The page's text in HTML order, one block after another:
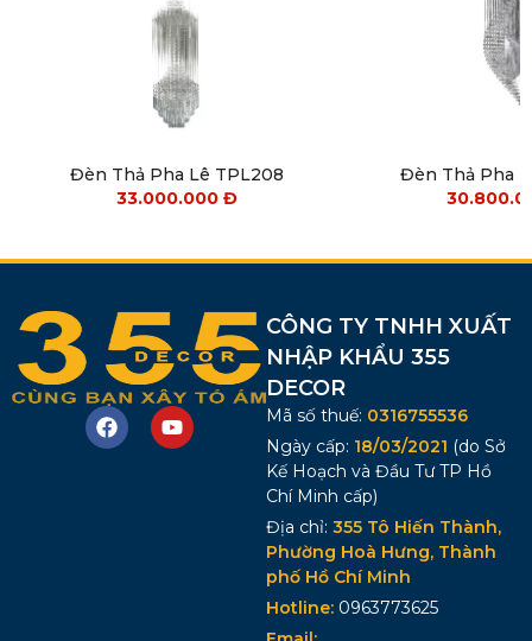
Đèn Thả Pha Lê TPL208
33.000.000Đ
Đèn Thả Pha
CÔNG TY TNHH XUẤT
NHẬP KHẨU 355
DECOR
Mã số thuế: 0316755536
Ngày cấp: 18/03/2021 (do Sở
Kế Hoạch và Đầu Tư TP Hồ
Chí Minh cấp)
Địa chỉ: 355 Tô Hiến Thành,
Phường Hoà Hưng, Thành
phố Hồ Chí Minh
Hotline: 0963773625